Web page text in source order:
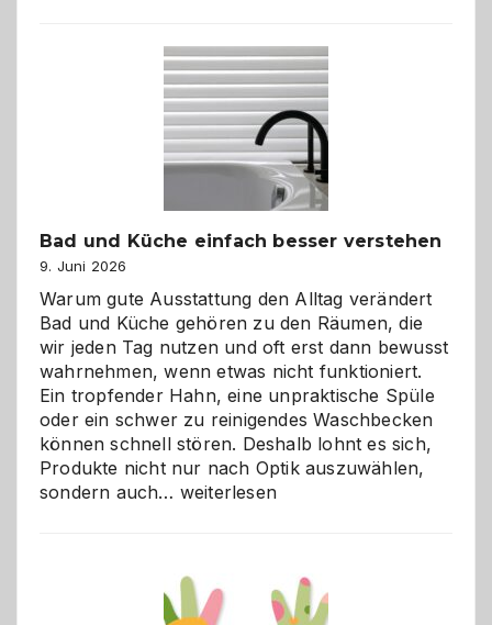
Bad und Küche einfach besser verstehen
9. Juni 2026
Warum gute Ausstattung den Alltag verändert
Bad und Küche gehören zu den Räumen, die
wir jeden Tag nutzen und oft erst dann bewusst
wahrnehmen, wenn etwas nicht funktioniert.
Ein tropfender Hahn, eine unpraktische Spüle
oder ein schwer zu reinigendes Waschbecken
können schnell stören. Deshalb lohnt es sich,
Produkte nicht nur nach Optik auszuwählen,
sondern auch… Bad
besser
verstehen
weiterlesen